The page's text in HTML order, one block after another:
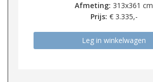
Afmeting: 313x361 cm
Prijs: € 3.335,-
Leg in winkelwagen